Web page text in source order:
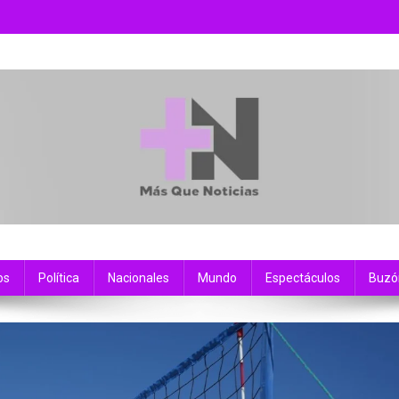
Política Nacionales Mundo Espectáculos